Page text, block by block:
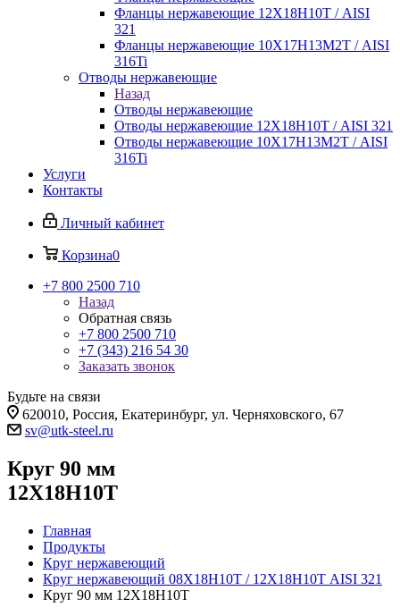
Фланцы нержавеющие 12Х18Н10Т / AISI
321
Фланцы нержавеющие 10Х17Н13М2Т / AISI
316Ti
Отводы нержавеющие
Назад
Отводы нержавеющие
Отводы нержавеющие 12Х18Н10Т / AISI 321
Отводы нержавеющие 10Х17Н13М2Т / AISI
316Ti
Услуги
Контакты
Личный кабинет
Корзина0
+7 800 2500 710
Назад
Обратная связь
+7 800 2500 710
+7 (343) 216 54 30
Заказать звонок
Будьте на связи
620010, Россия, Екатеринбург, ул. Черняховского, 67
sv@utk-steel.ru
Круг 90 мм
12Х18Н10Т
Главная
Продукты
Круг нержавеющий
Круг нержавеющий 08Х18Н10Т / 12Х18Н10Т AISI 321
Круг 90 мм 12Х18Н10Т